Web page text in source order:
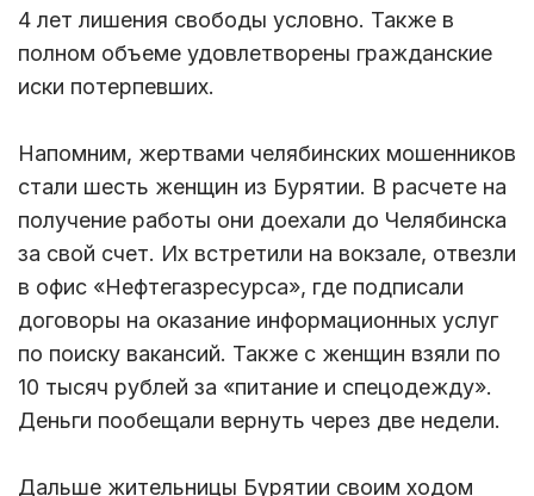
4 лет лишения свободы условно. Также в
полном объеме удовлетворены гражданские
иски потерпевших.
Напомним, жертвами челябинских мошенников
стали шесть женщин из Бурятии. В расчете на
получение работы они доехали до Челябинска
за свой счет. Их встретили на вокзале, отвезли
в офис «Нефтегазресурса», где подписали
договоры на оказание информационных услуг
по поиску вакансий. Также с женщин взяли по
10 тысяч рублей за «питание и спецодежду».
Деньги пообещали вернуть через две недели.
Дальше жительницы Бурятии своим ходом